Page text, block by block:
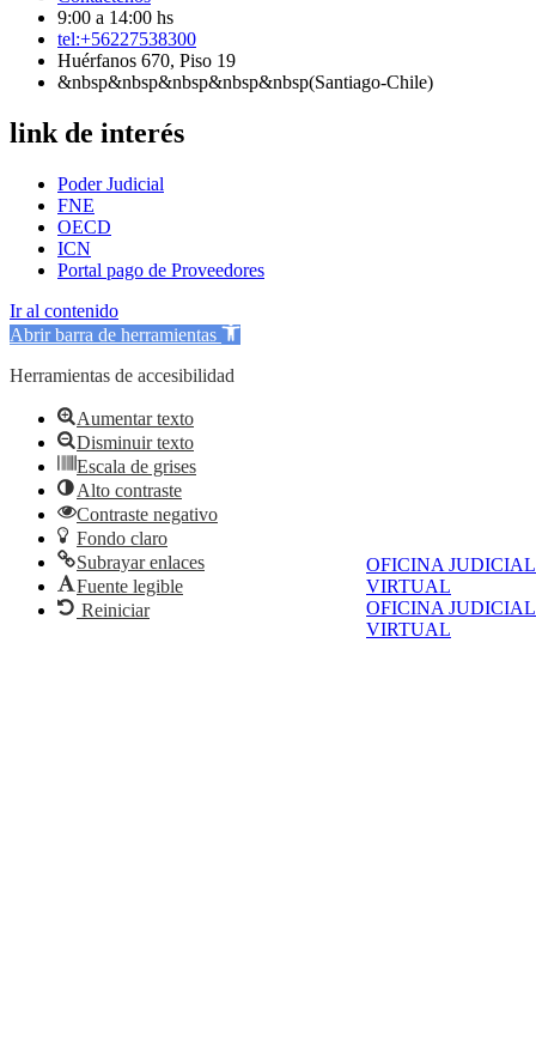
OFICINA JUDICIAL
VIRTUAL
OFICINA JUDICIAL
VIRTUAL
9:00 a 14:00 hs
tel:+56227538300
Huérfanos 670, Piso 19
&nbsp&nbsp&nbsp&nbsp&nbsp(Santiago-Chile)
link de interés
Poder Judicial
FNE
OECD
ICN
Portal pago de Proveedores
Ir al contenido
Abrir barra de herramientas
Herramientas de accesibilidad
Aumentar texto
Disminuir texto
Escala de grises
Alto contraste
Contraste negativo
Fondo claro
Subrayar enlaces
Fuente legible
Reiniciar